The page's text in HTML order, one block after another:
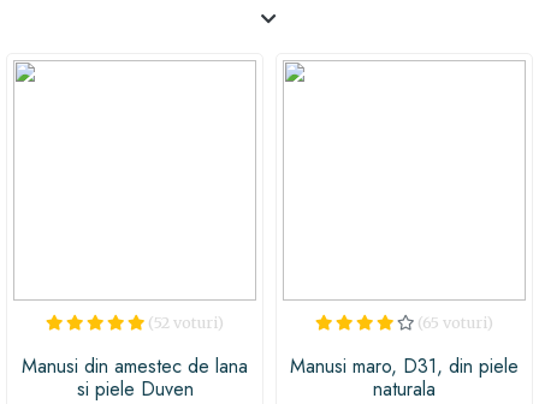
(52 voturi)
Manusi din amestec de lana
si piele Duven
(65 voturi)
Manusi maro, D31, din piele
naturala